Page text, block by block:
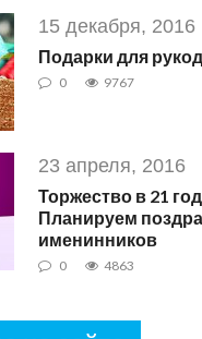
15 декабря, 2016
Подарки для
0 9767
23 апреля, 2016
Торжество в 21
Планируем
именинников
0 4863